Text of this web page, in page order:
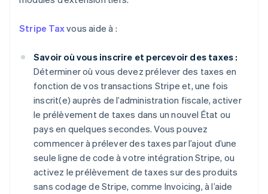
Stripe Taxvous aide à :
Savoir où vous inscrire et percevoir des taxes :
Déterminer où vous devez prélever des taxes en
fonction de vos transactions Stripe et, une fois
inscrit(e) auprès de l’administration fiscale, activer
le prélèvement de taxes dans un nouvel État ou
pays en quelques secondes. Vous pouvez
commencer à prélever des taxes par l’ajout d’une
seule ligne de code à votre intégration Stripe, ou
activez le prélèvement de taxes sur des produits
sans codage de Stripe, comme Invoicing, à l’aide